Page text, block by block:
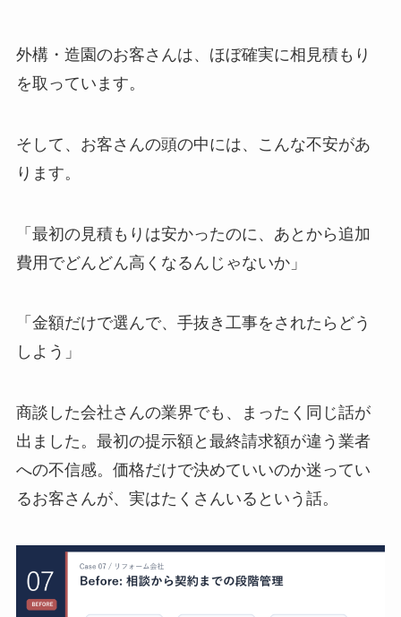
外構・造園のお客さんは、ほぼ確実に相見積もり
を取っています。
そして、お客さんの頭の中には、こんな不安があ
ります。
「最初の見積もりは安かったのに、あとから追加
費用でどんどん高くなるんじゃないか」
「金額だけで選んで、手抜き工事をされたらどう
しよう」
商談した会社さんの業界でも、まったく同じ話が
出ました。最初の提示額と最終請求額が違う業者
への不信感。価格だけで決めていいのか迷ってい
るお客さんが、実はたくさんいるという話。